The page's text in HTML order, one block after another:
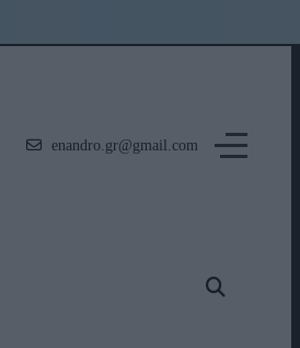
enandro.gr@gmail.com